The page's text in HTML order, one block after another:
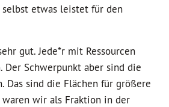
etwas leistet für den
gut. Jede*r mit Ressourcen
Der Schwerpunkt aber sind die
Das sind die Flächen für größere
waren wir als Fraktion in der